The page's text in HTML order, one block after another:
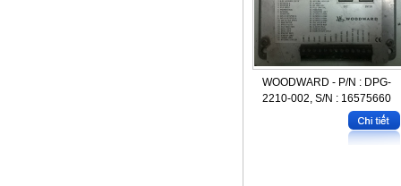
WOODWARD - P/N : DPG-
2210-002, S/N : 16575660